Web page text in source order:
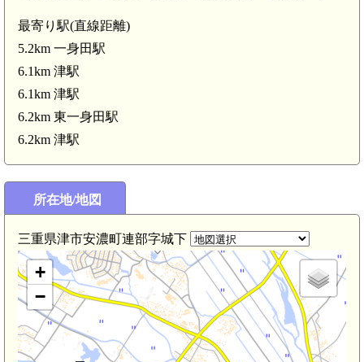
最寄り駅(直線距離)
5.2km 一身田駅
6.1km 津駅
6.1km 津駅
6.2km 東一身田駅
6.2km 津駅
所在地/地図
三重県津市安濃町連部字城下
伊勢 城坂城(3.9km)
+
−